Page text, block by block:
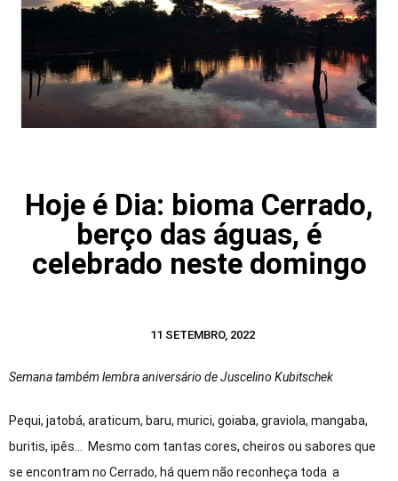
Hoje é Dia: bioma Cerrado,
berço das águas, é
celebrado neste domingo
11 SETEMBRO, 2022
Semana também lembra aniversário de Juscelino Kubitschek
Pequi, jatobá, araticum, baru, murici, goiaba, graviola, mangaba,
buritis, ipês… Mesmo com tantas cores, cheiros ou sabores que
se encontram no Cerrado, há quem não reconheça toda a